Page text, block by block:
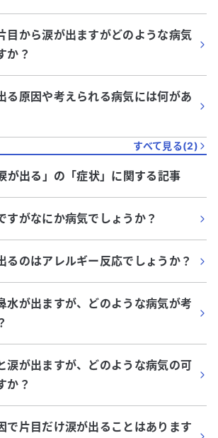
目から涙が出ますがどのような病気
か？
る原因や考えられる病気には何があ
すべて見る(2)
が出る」 の「症状」に関する記事
すがなにか病気でしょうか？
るのはアレルギー反応でしょうか？
水が出ますが、どのような病気が考
涙が出ますが、どのような病気の可
か？
で片目だけ涙が出ることはあります